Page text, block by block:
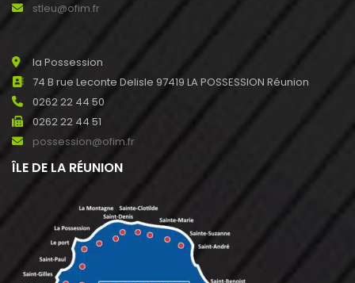
stleu@ofim.fr
la Possession
74 B rue Leconte Delisle 97419 LA POSSESSION Réunion
0262 22 44 50
0262 22 44 51
possession@ofim.fr
ÎLE DE LA RÉUNION